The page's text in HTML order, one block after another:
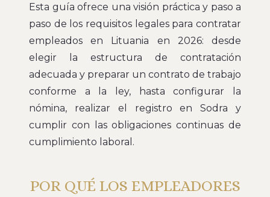
Esta guía ofrece una visión práctica y paso a
paso de los requisitos legales para contratar
empleados en Lituania en 2026: desde
elegir la estructura de contratación
adecuada y preparar un contrato de trabajo
conforme a la ley, hasta configurar la
nómina, realizar el registro en Sodra y
cumplir con las obligaciones continuas de
cumplimiento laboral.
POR QUÉ LOS EMPLEADORES